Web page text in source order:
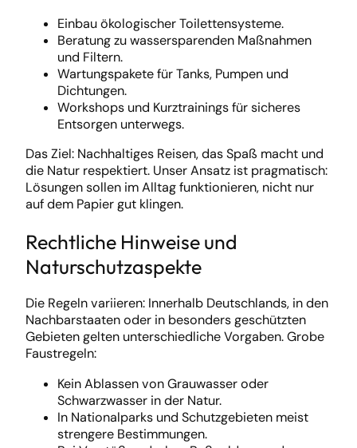
Einbau ökologischer Toilettensysteme.
Beratung zu wassersparenden Maßnahmen
und Filtern.
Wartungspakete für Tanks, Pumpen und
Dichtungen.
Workshops und Kurztrainings für sicheres
Entsorgen unterwegs.
Das Ziel: Nachhaltiges Reisen, das Spaß macht und
die Natur respektiert. Unser Ansatz ist pragmatisch:
Lösungen sollen im Alltag funktionieren, nicht nur
auf dem Papier gut klingen.
Rechtliche Hinweise und
Naturschutzaspekte
Die Regeln variieren: Innerhalb Deutschlands, in den
Nachbarstaaten oder in besonders geschützten
Gebieten gelten unterschiedliche Vorgaben. Grobe
Faustregeln:
Kein Ablassen von Grauwasser oder
Schwarzwasser in der Natur.
In Nationalparks und Schutzgebieten meist
strengere Bestimmungen.